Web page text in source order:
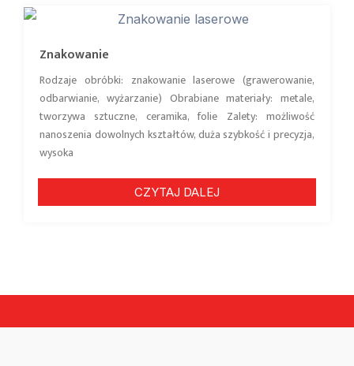
Znakowanie
Rodzaje obróbki: znakowanie laserowe (grawerowanie,
odbarwianie, wyżarzanie) Obrabiane materiały: metale,
tworzywa sztuczne, ceramika, folie Zalety: możliwość
nanoszenia dowolnych kształtów, duża szybkość i precyzja,
wysoka
CZYTAJ DALEJ